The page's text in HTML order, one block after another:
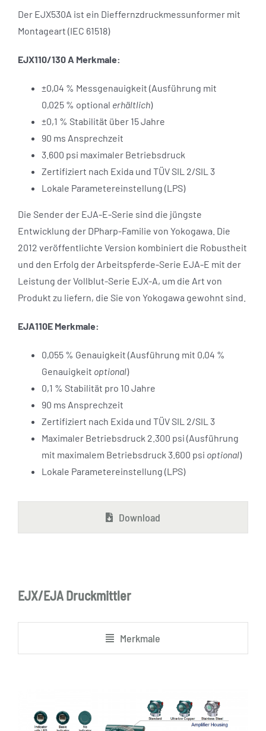
Der EJX530A ist ein Dieffernzdruckmessunformer mit
Montageart (IEC 61518)
EJX110/130 A Merkmale:
±0,04 % Messgenauigkeit (Ausführung mit
0,025 % optional erhältlich)
±0,1 % Stabilität über 15 Jahre
90 ms Ansprechzeit
3.600 psi maximaler Betriebsdruck
Zertifiziert nach Exida und TÜV SIL 2/SIL 3
Lokale Parametereinstellung (LPS)
Die Sender der EJA-E-Serie sind die jüngste
Entwicklung der DPharp-Familie von Yokogawa. Die
2012 veröffentlichte Version kombiniert die Robustheit
und den Erfolg der Arbeitspferde-Serie EJA-E mit der
Leistung der Vollblut-Serie EJX-A, um die Art von
Produkt zu liefern, die Sie von Yokogawa gewohnt sind.
EJA110E Merkmale:
0,055 % Genauigkeit (Ausführung mit 0,04 %
Genauigkeit optional)
0,1 % Stabilität pro 10 Jahre
90 ms Ansprechzeit
Zertifiziert nach Exida und TÜV SIL 2/SIL 3
Maximaler Betriebsdruck 2.300 psi (Ausführung
mit maximalem Betriebsdruck 3.600 psi optional)
Lokale Parametereinstellung (LPS)
Download
EJX/EJA Druckmittler
Merkmale